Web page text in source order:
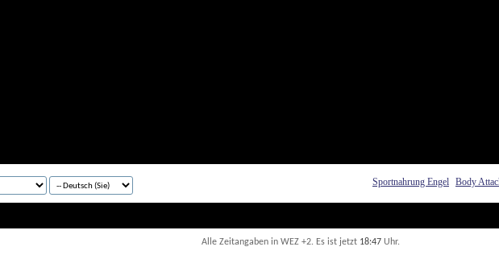
Sportnahrung Engel Body
Alle Zeitangaben in WEZ +2. Es ist jetzt 18:47 Uhr.